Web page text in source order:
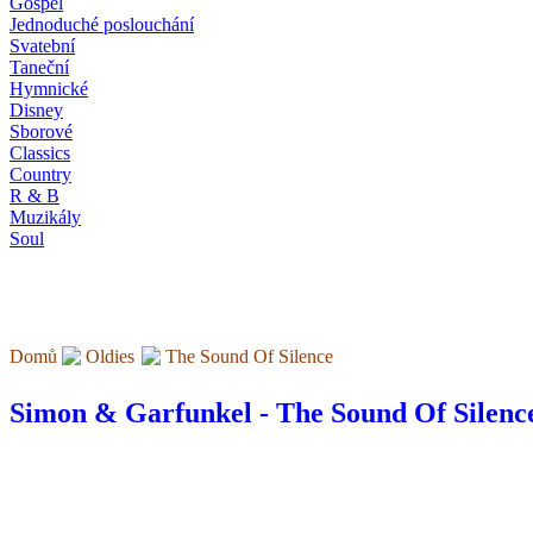
Jednoduché poslouchání
Svatební
Taneční
Hymnické
Disney
Sborové
Classics
Country
R & B
Muzikály
Soul
Domů Oldies The Sound Of Silence
Simon & Garfunkel - The Sound Of